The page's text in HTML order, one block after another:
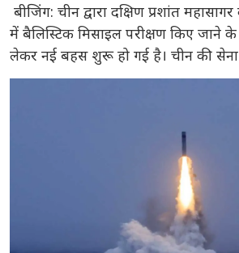
बीजिंग: चीन द्वारा दक्षिण प्रशांत
में बैलिस्टिक मिसाइल परीक्षण किए जाने के
लेकर नई बहस शुरू हो गई है। चीन की
पनडुब्बी से लंबी दूरी तक मार करने में